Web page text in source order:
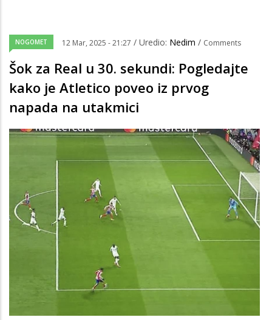
NOGOMET 12 Mar, 2025 - 21:27 / Uredio: Nedim / Comments
Šok za Real u 30. sekundi: Pogledajte
kako je Atletico poveo iz prvog
napada na utakmici